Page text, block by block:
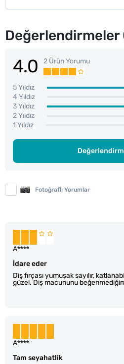
Değerlendirmeler
4.0 2 Ürün Yorumu
5 Yıldız
4 Yıldız
3 Yıldız
2 Yıldız
1 Yıldız
Fotoğraflı Yorumlar
İdare eder
Diş fırçası yumuşak sayılır,
güzel. Diş macununu
A****
Tam seyahatlik
A****